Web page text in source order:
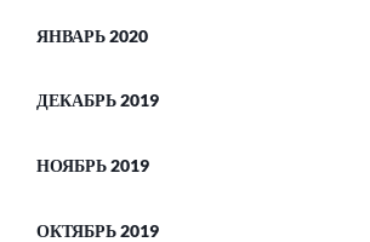
ЯНВАРЬ 2020
ДЕКАБРЬ 2019
НОЯБРЬ 2019
ОКТЯБРЬ 2019